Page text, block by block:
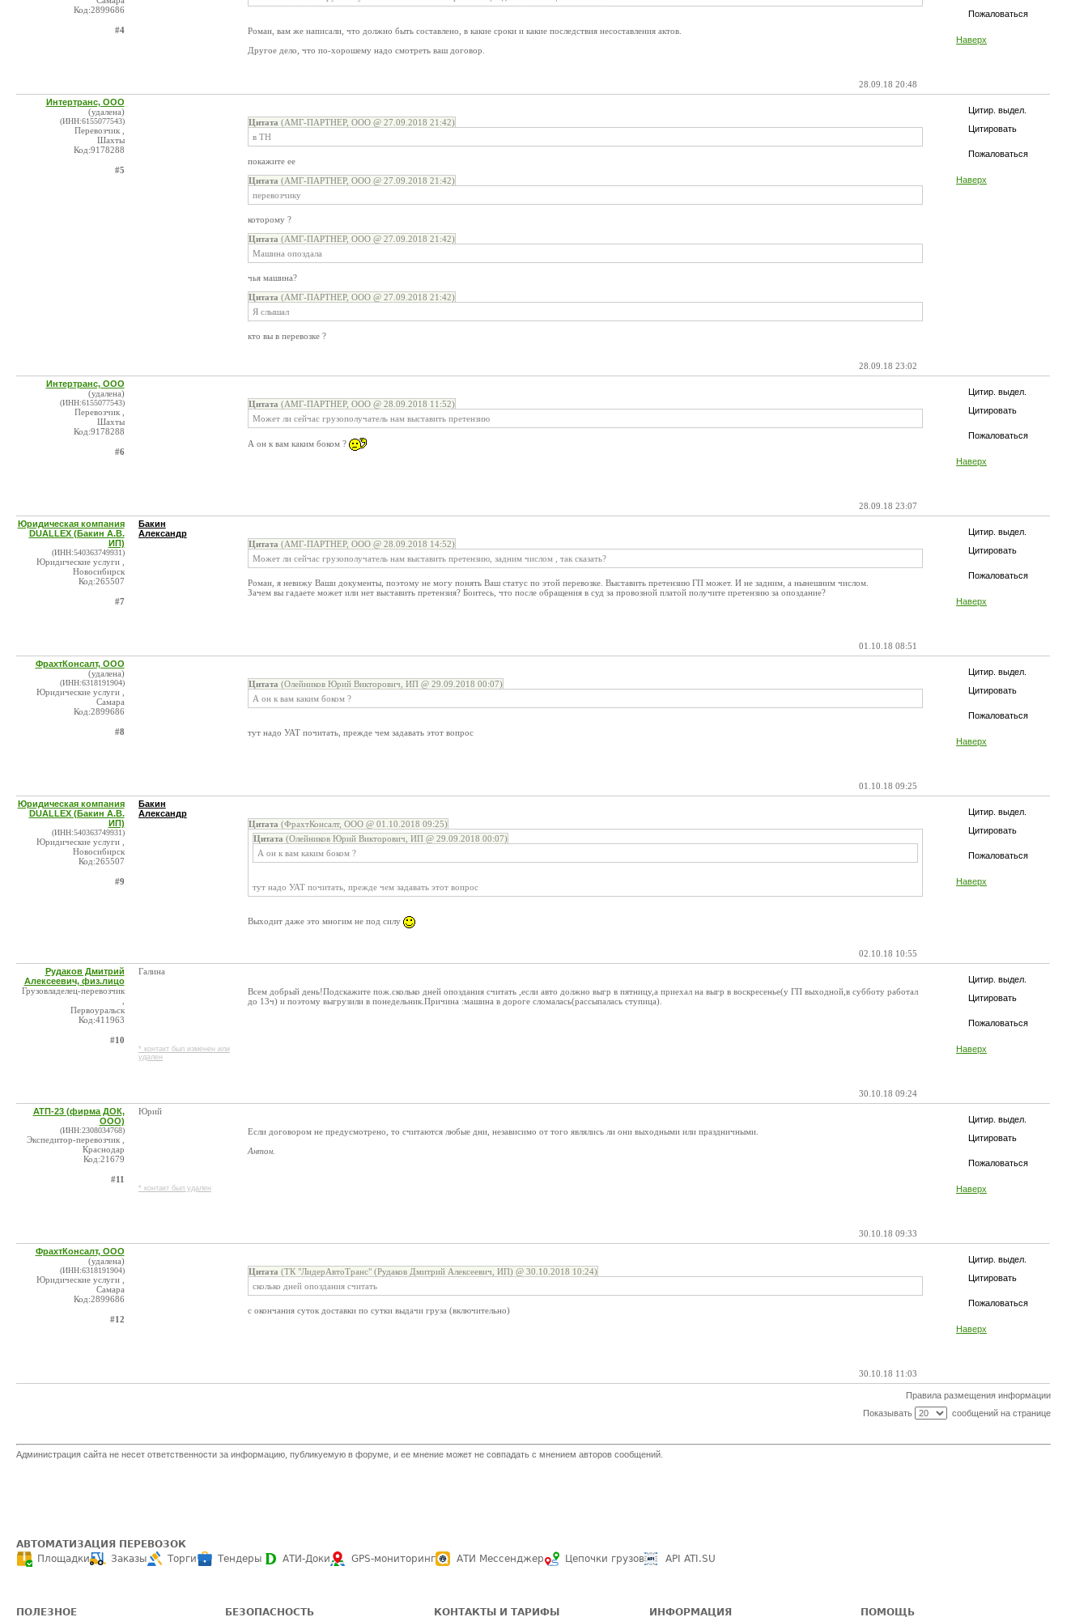
Пожаловаться
Наверх
Код:2899686
#4
Роман, вам же написали, что должно быть составлено, в какие сроки и какие последствия несоставления актов.
Другое дело, что по-хорошему надо смотреть ваш договор.
28.09.18 20:48
Цитир. выдел.
Цитировать
Пожаловаться
Наверх
Интертранс, ООО
(удалена)
(ИНН:6155077543)
Перевозчик ,
Шахты
Код:9178288
#5
Цитата (АМГ-ПАРТНЕР, ООО @ 27.09.2018 21:42)
в ТН
покажите ее
Цитата (АМГ-ПАРТНЕР, ООО @ 27.09.2018 21:42)
перевозчику
которому ?
Цитата (АМГ-ПАРТНЕР, ООО @ 27.09.2018 21:42)
Машина опоздала
чья машина?
Цитата (АМГ-ПАРТНЕР, ООО @ 27.09.2018 21:42)
Я слышал
кто вы в перевозке ?
28.09.18 23:02
Цитир. выдел.
Цитировать
Пожаловаться
Наверх
Интертранс, ООО
(удалена)
(ИНН:6155077543)
Перевозчик ,
Шахты
Код:9178288
#6
Цитата (АМГ-ПАРТНЕР, ООО @ 28.09.2018 11:52)
Может ли сейчас грузополучатель нам выставить претензию
А он к вам каким боком ?
28.09.18 23:07
Цитир. выдел.
Цитировать
Пожаловаться
Наверх
Юридическая компания
DUALLEX (Бакин А.В.
ИП)
(ИНН:540363749931)
Юридические услуги ,
Новосибирск
Код:265507
#7
Бакин
Александр
Цитата (АМГ-ПАРТНЕР, ООО @ 28.09.2018 14:52)
Может ли сейчас грузополучатель нам выставить претензию, задним числом , так сказать?
Роман, я невижу Ваши документы, поэтому не могу понять Ваш статус по этой перевозке. Выставить претензию ГП может. И не задним, а нынешним числом.
Зачем вы гадаете может или нет выставить претензия? Боитесь, что после обращения в суд за провозной платой получите претензию за опоздание?
01.10.18 08:51
Цитир. выдел.
Цитировать
Пожаловаться
Наверх
ФрахтКонсалт, ООО
(удалена)
(ИНН:6318191904)
Юридические услуги ,
Самара
Код:2899686
#8
Цитата (Олейников Юрий Викторович, ИП @ 29.09.2018 00:07)
А он к вам каким боком ?
тут надо УАТ почитать, прежде чем задавать этот вопрос
01.10.18 09:25
Цитир. выдел.
Цитировать
Пожаловаться
Наверх
Юридическая компания
DUALLEX (Бакин А.В.
ИП)
(ИНН:540363749931)
Юридические услуги ,
Новосибирск
Код:265507
#9
Бакин
Александр
Цитата (ФрахтКонсалт, ООО @ 01.10.2018 09:25)
Цитата (Олейников Юрий Викторович, ИП @ 29.09.2018 00:07)
А он к вам каким боком ?
тут надо УАТ почитать, прежде чем задавать этот вопрос
Выходит даже это многим не под силу
02.10.18 10:55
Цитир. выдел.
Цитировать
Пожаловаться
Наверх
Рудаков Дмитрий
Алексеевич, физ.лицо
Грузовладелец-перевозчик
Первоуральск
Код:411963
#10
Галина
* контакт был изменен или
удален
Всем добрый день!Подскажите пож.сколько дней опоздания считать ,если авто должно выгр в пятницу,а приехал на выгр в воскресенье(у ГП выходной,в субботу работал
до 13ч) и поэтому выгрузили в понедельник.Причина :машина в дороге сломалась(рассыпалась ступица).
30.10.18 09:24
Цитир. выдел.
Цитировать
Пожаловаться
Наверх
АТП-23 (фирма ДОК,
ООО)
(ИНН:2308034768)
Экспедитор-перевозчик ,
Краснодар
Код:21679
#11
Юрий
* контакт был удален
Если договором не предусмотрено, то считаются любые дни, независимо от того являлись ли они выходными или праздничными.
Антон.
30.10.18 09:33
Цитир. выдел.
Цитировать
Пожаловаться
Наверх
ФрахтКонсалт, ООО
(удалена)
(ИНН:6318191904)
Юридические услуги ,
Самара
Код:2899686
#12
Цитата (ТК "ЛидерАвтоТранс" (Рудаков Дмитрий Алексеевич, ИП) @ 30.10.2018 10:24)
сколько дней опоздания считать
с окончания суток доставки по сутки выдачи груза (включительно)
30.10.18 11:03
Правила размещения информации
Показывать
сообщений на странице
Администрация сайта не несет ответственности за информацию, публикуемую в форуме, и ее мнение может не совпадать с мнением авторов сообщений.
АВТОМАТИЗАЦИЯ ПЕРЕВОЗОК
Площадки
Заказы Торги Тендеры АТИ-Доки GPS-мониторинг АТИ Мессенджер Цепочки грузов API ATI.SU
ПОЛЕЗНОЕ БЕЗОПАСНОСТЬ КОНТАКТЫ И ТАРИФЫ ИНФОРМАЦИЯ ПОМОЩЬ